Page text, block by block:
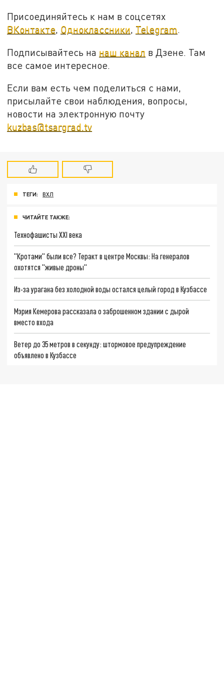
Присоединяйтесь к нам в соцсетях
ВКонтакте, Одноклассники, Telegram.
Подписывайтесь на наш канал в Дзене. Там
все самое интересное.
Если вам есть чем поделиться с нами,
присылайте свои наблюдения, вопросы,
новости на электронную почту
kuzbas@tsargrad.tv
ТЕГИ: ВХЛ
ЧИТАЙТЕ ТАКЖЕ:
Технофашисты XXI века
"Кротами" были все? Теракт в центре Москвы: На генералов
охотятся "живые дроны"
Из-за урагана без холодной воды остался целый город в Кузбассе
Мэрия Кемерова рассказала о заброшенном здании с дырой
вместо входа
Ветер до 35 метров в секунду: штормовое предупреждение
объявлено в Кузбассе